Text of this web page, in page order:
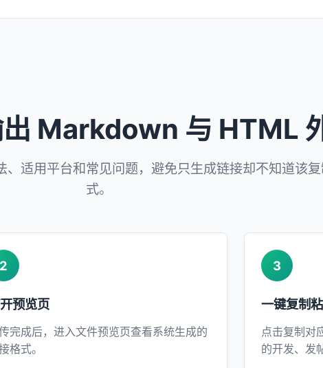
Markdown 与 HTML
、适用平台和常见问题，避免只生成链接却不知道该
式。
2
预览页
传完成后，进入文件预览页查看系统生成的
格式。
3
一键复制
点击复制对
的开发、发